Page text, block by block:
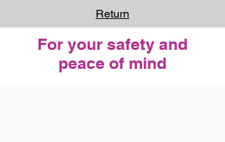
Return
For your safety and
peace of mind